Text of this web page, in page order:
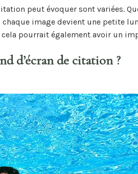
peut évoquer sont variées.
image devient une petite
pourrait également avoir un
d’écran de citation ?